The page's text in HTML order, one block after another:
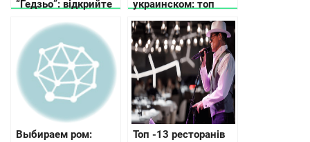
“Ґедзьо”: відкрийте
украинском: топ
зимних книг
Выбираем ром:
Топ -13 ресторанів